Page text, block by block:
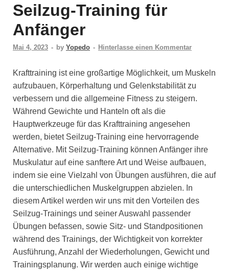
Seilzug-Training für
Anfänger
Mai 4, 2023 - by Yopedo - Hinterlasse einen Kommentar
Krafttraining ist eine großartige Möglichkeit, um Muskeln
aufzubauen, Körperhaltung und Gelenkstabilität zu
verbessern und die allgemeine Fitness zu steigern.
Während Gewichte und Hanteln oft als die
Hauptwerkzeuge für das Krafttraining angesehen
werden, bietet Seilzug-Training eine hervorragende
Alternative. Mit Seilzug-Training können Anfänger ihre
Muskulatur auf eine sanftere Art und Weise aufbauen,
indem sie eine Vielzahl von Übungen ausführen, die auf
die unterschiedlichen Muskelgruppen abzielen. In
diesem Artikel werden wir uns mit den Vorteilen des
Seilzug-Trainings und seiner Auswahl passender
Übungen befassen, sowie Sitz- und Standpositionen
während des Trainings, der Wichtigkeit von korrekter
Ausführung, Anzahl der Wiederholungen, Gewicht und
Trainingsplanung. Wir werden auch einige wichtige